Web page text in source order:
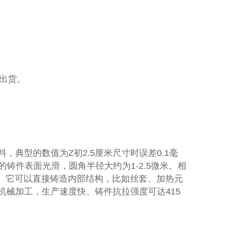
货。
，典型的数值为Z初2.5厘米尺寸时误差0.1毫
铸件表面光滑，圆角半径大约为1-2.5微米。相
可以直接铸造内部结构，比如丝套、加热元
械加工，生产速度快、铸件抗拉强度可达415